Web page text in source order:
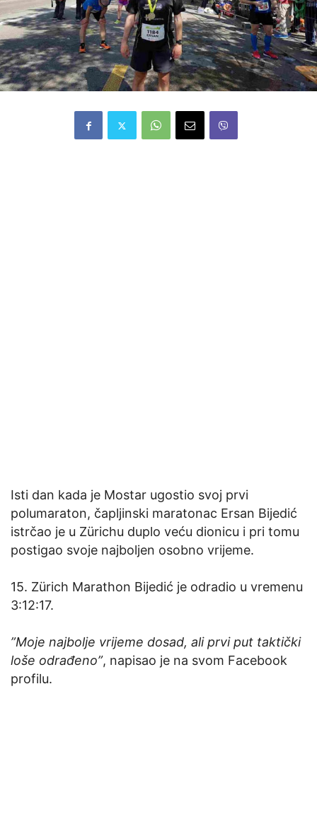
Isti dan kada je Mostar ugostio svoj prvi
polumaraton, čapljinski maratonac Ersan Bijedić
istrčao je u Zürichu duplo veću dionicu i pri tomu
postigao svoje najboljen osobno vrijeme.
15. Zürich Marathon Bijedić je odradio u vremenu
3:12:17.
”Moje najbolje vrijeme dosad, ali prvi put taktički
loše odrađeno”, napisao je na svom Facebook
profilu.